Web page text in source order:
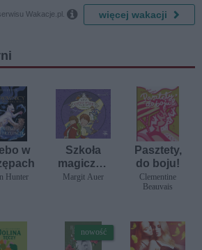
Wakacje.pl.  więcej wakacji
w
Hunter
Szkoła
magiczny
ch
ach
Margit Auer
Pasztety,
do boju!
Clementine
Beauvais
nowość